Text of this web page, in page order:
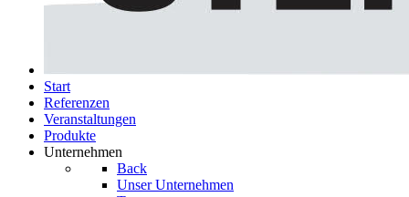
Start
Referenzen
Veranstal­tungen
Produkte
Unternehmen
Back
Unser Unternehmen